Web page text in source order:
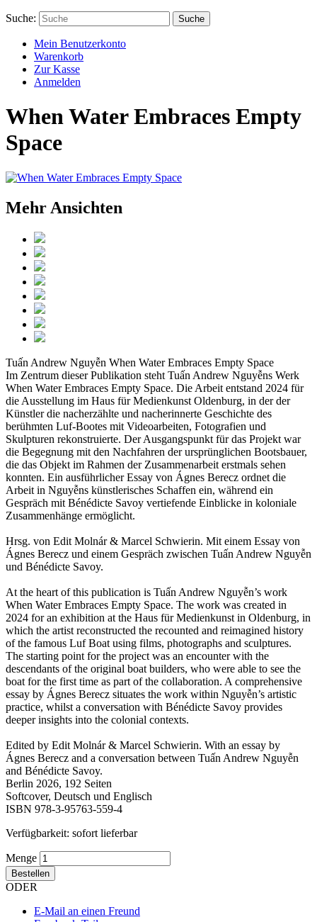
Suche: Suche
Mein Benutzerkonto
Warenkorb
Zur Kasse
Anmelden
When Water Embraces Empty
Space
Mehr Ansichten
Tuấn Andrew Nguyễn When Water Embraces Empty Space
Im Zentrum dieser Publikation steht Tuấn Andrew Nguyễns Werk
When Water Embraces Empty Space. Die Arbeit entstand 2024 für
die Ausstellung im Haus für Medienkunst Oldenburg, in der der
Künstler die nacherzählte und nacherinnerte Geschichte des
berühmten Luf-Bootes mit Videoarbeiten, Fotografien und
Skulpturen rekonstruierte. Der Ausgangspunkt für das Projekt war
die Begegnung mit den Nachfahren der ursprünglichen Bootsbauer,
die das Objekt im Rahmen der Zusammenarbeit erstmals sehen
konnten. Ein ausführlicher Essay von Ágnes Berecz ordnet die
Arbeit in Nguyễns künstlerisches Schaffen ein, während ein
Gespräch mit Bénédicte Savoy vertiefende Einblicke in koloniale
Zusammenhänge ermöglicht.
Hrsg. von Edit Molnár & Marcel Schwierin. Mit einem Essay von
Ágnes Berecz und einem Gespräch zwischen Tuấn Andrew Nguyễn
und Bénédicte Savoy.
At the heart of this publication is Tuấn Andrew Nguyễn’s work
When Water Embraces Empty Space. The work was created in
2024 for an exhibition at the Haus für Medienkunst in Oldenburg, in
which the artist reconstructed the recounted and reimagined history
of the famous Luf Boat using films, photographs and sculptures.
The starting point for the project was an encounter with the
descendants of the original boat builders, who were able to see the
boat for the first time as part of the collaboration. A comprehensive
essay by Ágnes Berecz situates the work within Nguyễn’s artistic
practice, whilst a conversation with Bénédicte Savoy provides
deeper insights into the colonial contexts.
Edited by Edit Molnár & Marcel Schwierin. With an essay by
Ágnes Berecz and a conversation between Tuấn Andrew Nguyễn
and Bénédicte Savoy.
Berlin 2026, 192 Seiten
Softcover, Deutsch und Englisch
ISBN 978-3-95763-559-4
Verfügbarkeit: sofort lieferbar
Menge
Bestellen
ODER
E-Mail an einen Freund